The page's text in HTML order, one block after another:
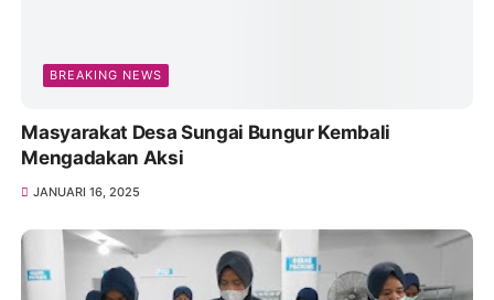
BREAKING NEWS
Masyarakat Desa Sungai Bungur Kembali
Mengadakan Aksi
JANUARI 16, 2025